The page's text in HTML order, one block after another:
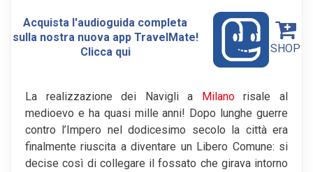
Acquista l'audioguida completa
sulla nostra nuova app TravelMate!
Clicca qui
SHOP
La realizzazione dei Navigli a Milanorisale al
medioevo e ha quasi mille anni! Dopo lunghe guerre
contro l’Impero nel dodicesimo secolo la città era
finalmente riuscita a diventare un Libero Comune: si
decise così di collegare il fossato che girava intorno